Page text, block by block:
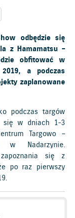
odbędzie się
z Hamamatsu –
obfitować w
a podczas
zaplanowane
podczas targów
się w dniach 1-3
Targowo –
w Nadarzynie.
się z
po raz pierwszy